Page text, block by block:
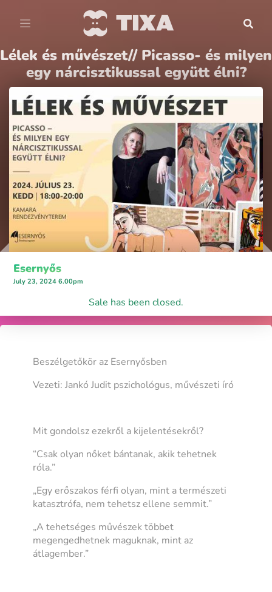
Lélek és művészet// Picasso- és milyen
egy nárcisztikussal együtt élni?
Esernyős
July 23, 2024 6.00pm
Sale has been closed.
Beszélgetőkör az Esernyősben
Vezeti: Jankó Judit pszichológus, művészeti író
Mit gondolsz ezekről a kijelentésekről?
“Csak olyan nőket bántanak, akik tehetnek
róla.”
„Egy erőszakos férfi olyan, mint a természeti
katasztrófa, nem tehetsz ellene semmit.”
„A tehetséges művészek többet
megengedhetnek maguknak, mint az
átlagember.”